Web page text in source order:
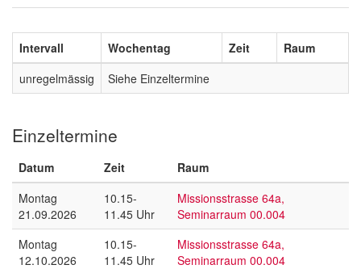
Intervall Wochentag Zeit
Raum
unregelmässig
Siehe Einzeltermine
Einzeltermine
Datum Zeit
Raum
Montag
21.09.2026
10.15-
11.45 Uhr
Missionsstrasse 64a,
Seminarraum 00.004
Montag
12.10.2026
10.15-
11.45 Uhr
Missionsstrasse 64a,
Seminarraum 00.004